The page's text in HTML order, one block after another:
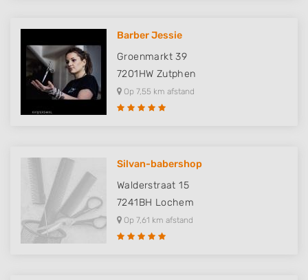
Barber Jessie
Groenmarkt 39
7201HW Zutphen
Op 7,55 km afstand
Silvan-babershop
Walderstraat 15
7241BH Lochem
Op 7,61 km afstand